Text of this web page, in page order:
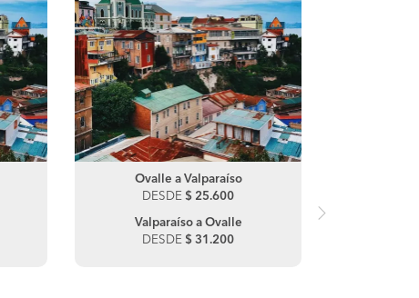
Ovalle a Valparaíso
DESDE $ 25.600
Valparaíso a Ovalle
DESDE $ 31.200